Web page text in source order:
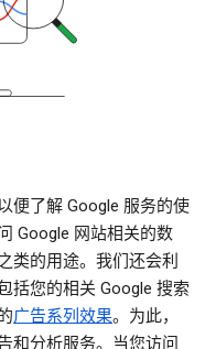
便了解 Google 服务的使
Google 网站相关的数
类的用途。我们还会利
括您的相关 Google 搜索
广告系列效果。为此，
和分析服务。当您访问